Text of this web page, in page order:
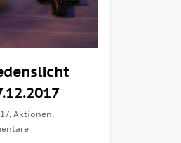
, Aktionen